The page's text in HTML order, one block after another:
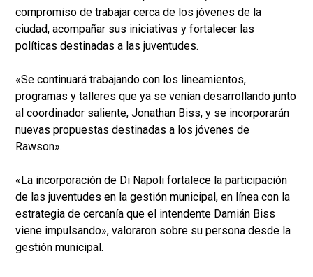
compromiso de trabajar cerca de los jóvenes de la
ciudad, acompañar sus iniciativas y fortalecer las
políticas destinadas a las juventudes.
«Se continuará trabajando con los lineamientos,
programas y talleres que ya se venían desarrollando junto
al coordinador saliente, Jonathan Biss, y se incorporarán
nuevas propuestas destinadas a los jóvenes de
Rawson».
«La incorporación de Di Napoli fortalece la participación
de las juventudes en la gestión municipal, en línea con la
estrategia de cercanía que el intendente Damián Biss
viene impulsando», valoraron sobre su persona desde la
gestión municipal.